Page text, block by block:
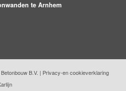
te Arnhem
B.V. | Privacy-en cookieverklaring